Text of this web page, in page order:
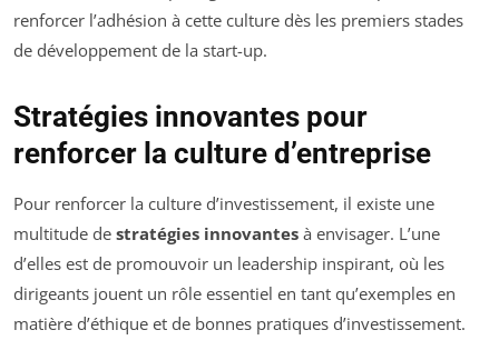
renforcer l’adhésion à cette culture dès les premiers stades
de développement de la start-up.
Stratégies innovantes pour
renforcer la culture d’entreprise
Pour renforcer la culture d’investissement, il existe une
multitude de stratégies innovantes à envisager. L’une
d’elles est de promouvoir un leadership inspirant, où les
dirigeants jouent un rôle essentiel en tant qu’exemples en
matière d’éthique et de bonnes pratiques d’investissement.